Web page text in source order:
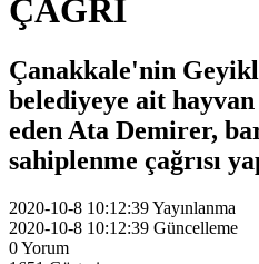
ÇAĞRI
Çanakkale'nin
belediyeye ait hayvan
eden Ata Demirer,
sahiplenme çağrısı
2020-10-8 10:12:39Yayınlanma
2020-10-8 10:12:39 Güncelleme
0Yorum